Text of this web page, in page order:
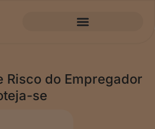
Risco do Empregador
se